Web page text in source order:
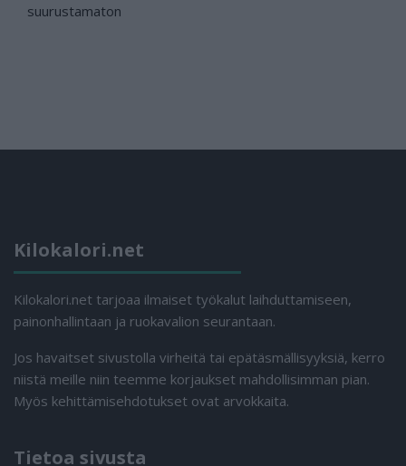
suurustamaton
Kilokalori.net
Kilokalori.net tarjoaa ilmaiset työkalut laihduttamiseen,
painonhallintaan ja ruokavalion seurantaan.
Jos havaitset sivustolla virheitä tai epätäsmällisyyksiä, kerro
niistä meille niin teemme korjaukset mahdollisimman pian.
Myös kehittämisehdotukset ovat arvokkaita.
Tietoa sivusta